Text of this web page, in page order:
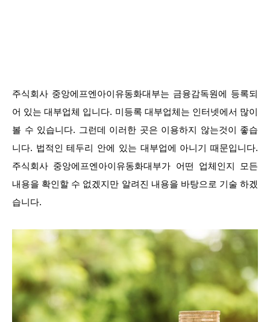
주식회사 중앙에프엔아이유동화대부는 금융감독원에 등록되
어 있는 대부업체 입니다. 미등록 대부업체는 인터넷에서 많이
볼 수 있습니다. 그런데 이러한 곳은 이용하지 않는것이 좋습
니다. 법적인 테두리 안에 있는 대부업에 아니기 때문입니다.
주식회사 중앙에프엔아이유동화대부가 어떤 업체인지 모든
내용을 확인할 수 없겠지만 알려진 내용을 바탕으로 기술 하겠
습니다.